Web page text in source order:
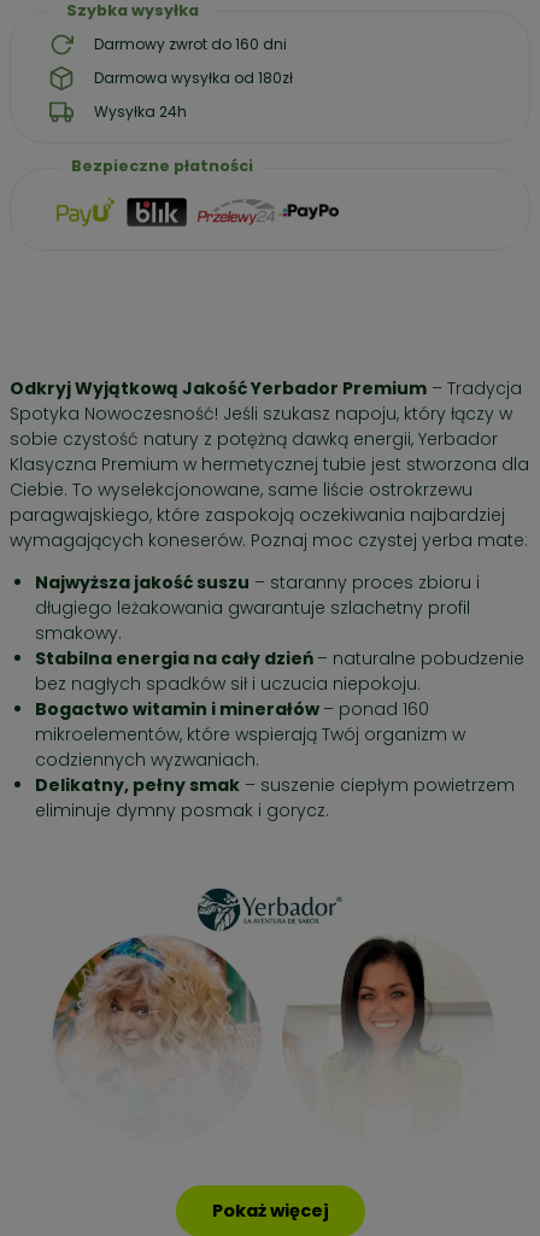
Szybka wysyłka
Darmowy zwrot do 160 dni
Darmowa wysyłka od 180zł
Wysyłka 24h
Bezpieczne płatności
Odkryj Wyjątkową Jakość Yerbador Premium – Tradycja
Spotyka Nowoczesność! Jeśli szukasz napoju, który łączy w
sobie czystość natury z potężną dawką energii, Yerbador
Klasyczna Premium w hermetycznej tubie jest stworzona dla
Ciebie. To wyselekcjonowane, same liście ostrokrzewu
paragwajskiego, które zaspokoją oczekiwania najbardziej
wymagających koneserów. Poznaj moc czystej yerba mate:
Najwyższa jakość suszu – staranny proces zbioru i
długiego leżakowania gwarantuje szlachetny profil
smakowy.
Stabilna energia na cały dzień – naturalne pobudzenie
bez nagłych spadków sił i uczucia niepokoju.
Bogactwo witamin i minerałów – ponad 160
mikroelementów, które wspierają Twój organizm w
codziennych wyzwaniach.
Delikatny, pełny smak – suszenie ciepłym powietrzem
eliminuje dymny posmak i gorycz.
Pokaż więcej